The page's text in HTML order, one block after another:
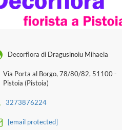
Decorflora di Dragusinoiu Mihaela
Via Porta al Borgo, 78/80/82, 51100 -
Pistoia (Pistoia)
3273876224
[email protected]